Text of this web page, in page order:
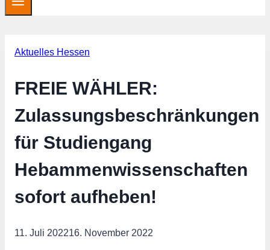
Aktuelles Hessen
FREIE WÄHLER:
Zulassungsbeschränkungen
für Studiengang
Hebammenwissenschaften
sofort aufheben!
11. Juli 202216. November 2022